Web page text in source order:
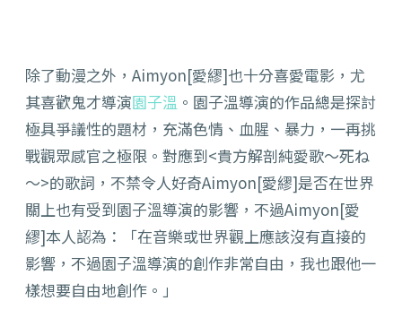
除了動漫之外，Aimyon[愛繆]也十分喜愛電影， 尤
其喜歡鬼才導演園子溫 。 園子溫導演的作品總是探討
極具爭議性的題材，充滿色情、血腥、 暴力，一再挑
戰觀眾感官之極限。對應到<貴方解剖純愛歌～死ね
～>的歌詞，不禁令人好奇Aimyon[愛繆]是否在世界
關上也有受到園子溫導演的影響，不過Aimyon[愛
繆]本人認為：「在音樂或世界觀上應該沒有直接的
影響， 不過園子溫導演的創作非常自由，我也跟他一
樣想要自由地創作。」